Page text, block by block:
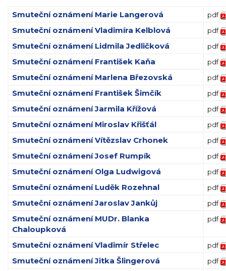
Smuteční oznámení Marie Langerová pdf
Smuteční oznámení Vladimíra Kelblová pdf
Smuteční oznámení Lidmila Jedličková pdf
Smuteční oznámení František Kaňa pdf
Smuteční oznámení Marlena Březovská pdf
Smuteční oznámení František Šimčík pdf
Smuteční oznámení Jarmila Křížová pdf
Smuteční oznámení Miroslav Křišťál pdf
Smuteční oznámení Vítězslav Crhonek pdf
Smuteční oznámení Josef Rumpík pdf
Smuteční oznámení Olga Ludwigová pdf
Smuteční oznámení Luděk Rozehnal pdf
Smuteční oznámení Jaroslav Jankůj pdf
Smuteční oznámení MUDr. Blanka
Chaloupková
pdf
Smuteční oznámení Vladimír Střelec pdf
Smuteční oznámení Jitka Šlingerová pdf